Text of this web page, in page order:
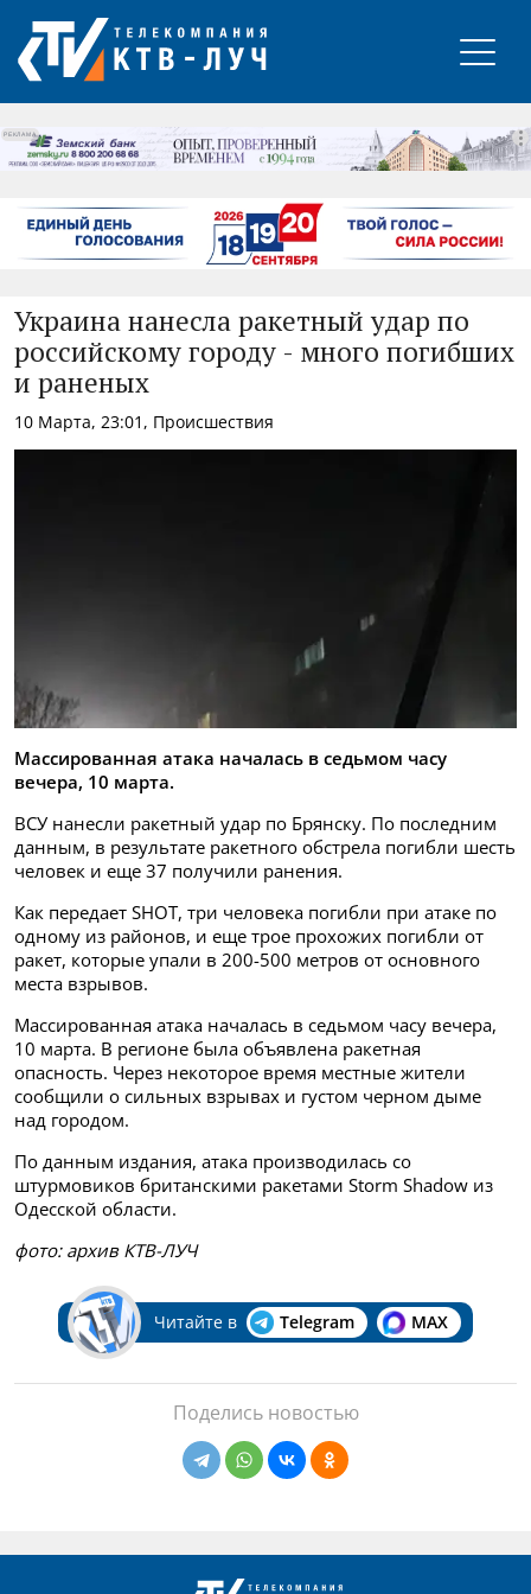
РЕКЛАМА
Украина нанесла ракетный удар по
российскому городу - много погибших
и раненых
10 Марта, 23:01, Происшествия
Массированная атака началась в седьмом часу
вечера, 10 марта.
ВСУ нанесли ракетный удар по Брянску. По последним
данным, в результате ракетного обстрела погибли шесть
человек и еще 37 получили ранения.
Как передает SHOT, три человека погибли при атаке по
одному из районов, и еще трое прохожих погибли от
ракет, которые упали в 200-500 метров от основного
места взрывов.
Массированная атака началась в седьмом часу вечера,
10 марта. В регионе была объявлена ракетная
опасность. Через некоторое время местные жители
сообщили о сильных взрывах и густом черном дыме
над городом.
По данным издания, атака производилась со
штурмовиков британскими ракетами Storm Shadow из
Одесской области.
фото: архив КТВ-ЛУЧ
Читайте в Telegram MAX
Поделись новостью